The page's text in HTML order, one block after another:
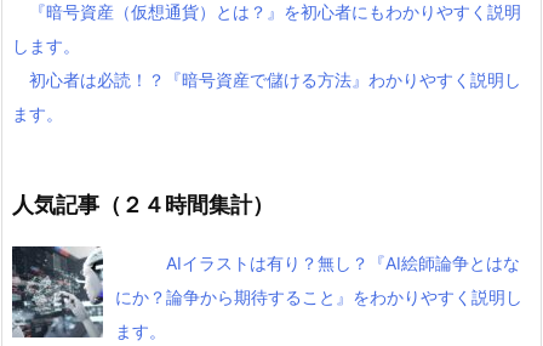
『暗号資産（仮想通貨）とは？』を初心者にもわかりやすく説明
します。
初心者は必読！？『暗号資産で儲ける方法』わかりやすく説明し
ます。
人気記事（２４時間集計）
AIイラストは有り？無し？『AI絵師論争とはな
にか？論争から期待すること』をわかりやすく説明し
ます。